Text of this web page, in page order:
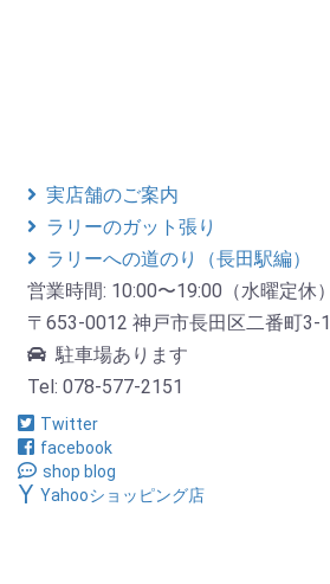
実店舗のご案内
ラリーのガット張り
ラリーへの道のり（長田駅編）
営業時間: 10:00〜19:00（水曜定休）
〒653-0012 神戸市長田区二番町3-1
駐車場あります
Tel: 078-577-2151
Twitter
facebook
shop blog
Yahooショッピング店